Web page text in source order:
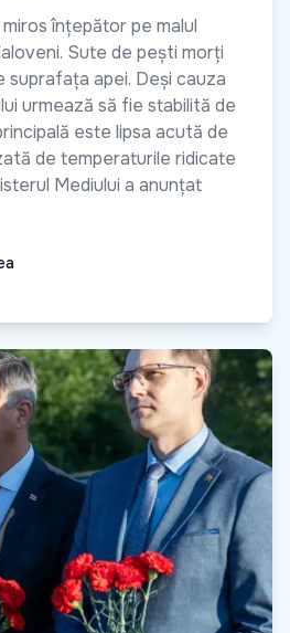
înțepător pe malul
Sute de pești morți
apei. Deși cauza
urmează să fie stabilită de
este lipsa acută de
de temperaturile ridicate
Mediului a anunțat